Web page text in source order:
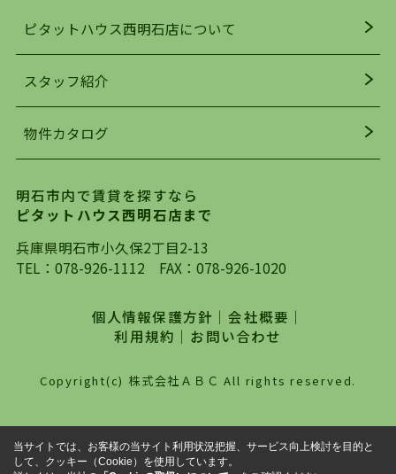
明石駅・西明石駅を中心に、明石市・神戸市西区
でお部屋探している方は、ぜひ当ＨＰにて物件を
お探しになってください。弊社は、スタッフの平
を行っており地域最大級の情報取扱量を誇ってお
ります。店頭で限られた物件をご紹介する、従来
自身でインターネットを利用し、理想のお部屋を
探していただき、選択していただいた物件情報に
対して、専門知識を持ったスタッフがサポートさ
せていただくスタイルを心がけております。私た
は、一度だけでは終わらない、お客様との末長い
お付き合いです。初めての一人暮らしから、就
職・ご結婚・売買物件の購入、などなど一生涯に
わたる、良きアドバイザーとして、地域に密着し
た営業スタイルで様々なお役立ちができればと強
わせください。
ピタットハウス西明石店について
スタッフ紹介
物件カタログ
明石市内で賃貸を探すなら
ピタットハウス西明石店まで
兵庫県明石市小久保2丁目2-13
TEL： 078-926-1112 FAX：078-926-1020
個人情報保護方針 ｜会社概要 ｜
利用規約 ｜ お問い合わせ
Copyright(c) 株式会社ＡＢＣ All rights reserved.
当サイトでは、お客様の当サイト利用状況把握、サービス向上検討を目的と
して、クッキー（Cookie）を使用しています。